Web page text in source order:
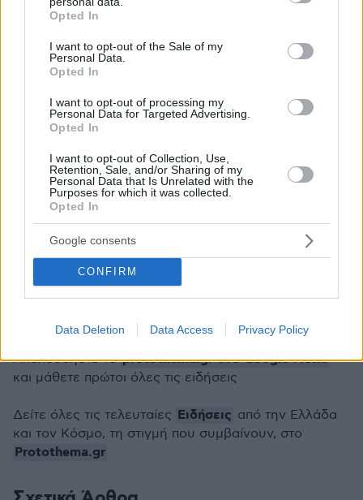
grant or deny consent to Google and its third-party tags to
use your data for below specified purposes in below Google
consent section.
Opted In
I want to opt-out of the Sale of my
Personal Data.
Opted In
I want to opt-out of processing my
Personal Data for Targeted Advertising.
Opted In
I want to opt-out of Collection, Use,
Retention, Sale, and/or Sharing of my
Personal Data that Is Unrelated with the
Purposes for which it was collected.
Opted In
Google consents
CONFIRM
Data Deletion Data Access Privacy Policy
ικανοποίηση των επιθυμιών του», οι οποίες και
μεταχειρίσεως».
υπήρξαν πολλαπλές «παράνομες παραλείψεις
των οργάνων του Ψυχιατρείου, αυτοτελώς αλλά
και συνδυαστικά». Οι παραλείψεις ανάγονται
στα αμφίβολης λειτουργικότητας υπάρχοντα
μέτρα πυρασφάλειας, στη μη εκπαίδευση του
προσωπικού, τη μη επαρκή επιτήρηση ασθενών
κ.λπ. Ετσι ο αδελφός και η αδελφή του
54χρονου θύματος δικαιούνται αποζημίωση για
την ηθική βλάβη που υπέστησαν από τον
θάνατό του, κατέληξαν οι δικαστές.
Ακολουθήστε τοprotothema.gr στο Google News
και μάθετε πρώτοι όλες τις ειδήσεις
Δείτε όλες τις τελευταίες Ειδήσεις από την Ελλάδα
και τον Κόσμο, τη στιγμή που συμβαίνουν, στο
Protothema.gr